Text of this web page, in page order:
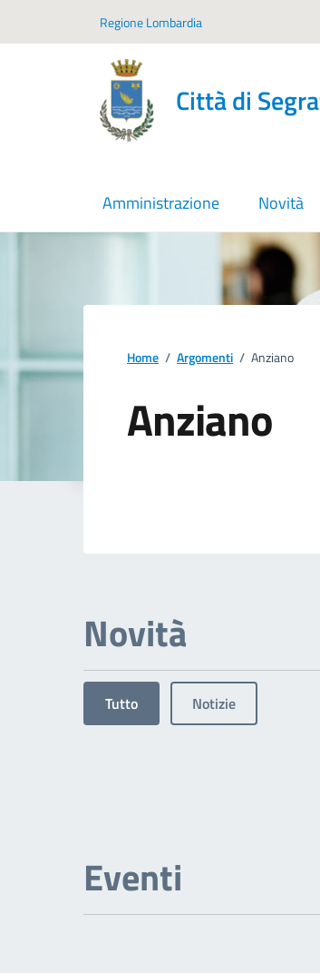
Regione Lombardia
Città di
Amministrazione Novità
Home / Argomenti / Anziano
Anziano
Novità
Tutto Notizie
Eventi